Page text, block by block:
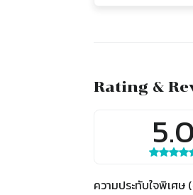
Rating &
5.0
ความประทับใจพิเศษ